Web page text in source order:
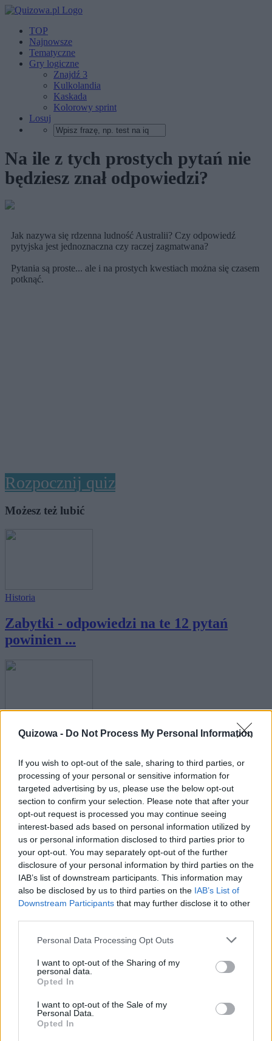
Quizowa - Do Not Process My Personal Information
If you wish to opt-out of the sale, sharing to third parties, or
processing of your personal or sensitive information for
targeted advertising by us, please use the below opt-out
section to confirm your selection. Please note that after your
opt-out request is processed you may continue seeing
interest-based ads based on personal information utilized by
us or personal information disclosed to third parties prior to
your opt-out. You may separately opt-out of the further
disclosure of your personal information by third parties on the
IAB’s list of downstream participants. This information may
also be disclosed by us to third parties on the IAB’s List of
Downstream Participants that may further disclose it to other
Personal Data Processing Opt Outs
I want to opt-out of the Sharing of my
personal data.
Opted In
I want to opt-out of the Sale of my
Personal Data.
Opted In
TOP
Najnowsze
Tematyczne
Gry logiczne
Znajdź 3
Kulkolandia
Kaskada
Kolorowy sprint
Losuj
Na ile z tych prostych pytań nie
będziesz znał odpowiedzi?
Jak nazywa się rdzenna ludność Australii? Czy odpowiedź
pytyjska jest jednoznaczna czy raczej zagmatwana?
Pytania są proste... ale i na prostych kwestiach można się czasem
potknąć.
Rozpocznij quiz
Możesz też lubić
Historia
Zabytki - odpowiedzi na te 12 pytań
powinien ...
Literatura
powini...
Geografia
Geografia - odpowiedzi na te 12 pytań
powinie...
10 prostych pytań i 10 zaskakujących
odpowied...